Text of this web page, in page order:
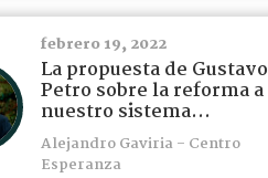
febrero 19, 2022
La propuesta de Gustavo
Petro sobre la reforma a
nuestro sistema...
Alejandro Gaviria - Centro
Esperanza